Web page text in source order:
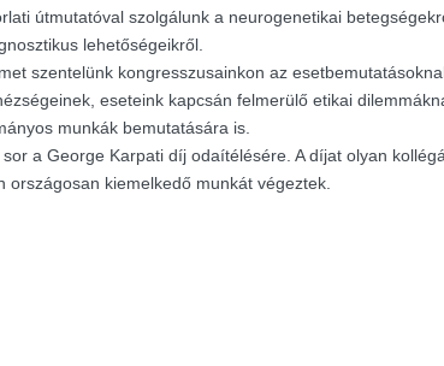
útmutatóval szolgálunk a neurogenetikai
lehetőségeikről.
szentelünk kongresszusainkon az
eseteink kapcsán felmerülő etikai
munkák bemutatására is.
a George Karpati díj odaítélésére. A díjat olyan
országosan kiemelkedő munkát végeztek.